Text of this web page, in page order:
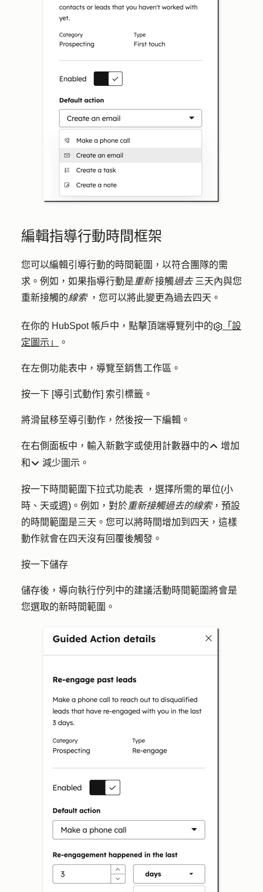
編輯指導行動時間框架
您可以編輯引導行動的時間範圍，以符合團隊的需
求。例如，如果指導行動是重新接觸過去 三天內與您
重新接觸的線索 ，您可以將此變更為過去四天。
在你的 HubSpot 帳戶中，點擊頂端導覽列中的
「設
定圖示」
。
在左側功能表中，導覽至銷售工作區 。
按一下 [導引式動作] 索引標籤。
將滑鼠移至導引動作 ，然後按一下編輯 。
在右側面板中，輸入新數字或使用計數器中的upIcon 增加
和 downIcon 減少 圖示。
按一下時間範圍下拉式功能表 ，選擇所需的單位(小
時、天或週)。例如，對於重新接觸過去的線索，預設
的時間範圍是三天。您可以將時間增加到四天，這樣
動作就會在四天沒有回覆後觸發。
按一下儲存
儲存後，導向執行佇列中的建議活動時間範圍將會是
您選取的新時間範圍。